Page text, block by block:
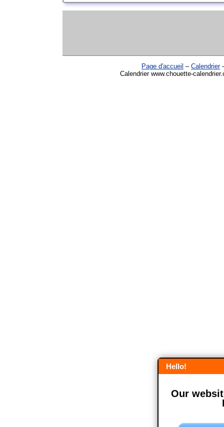
Page d'accueil – Calendrier
Calendrier www.chouette-
Hello!
Our